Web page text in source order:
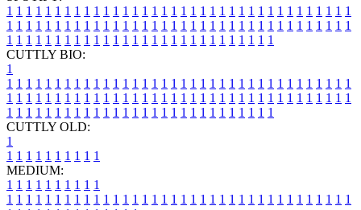
1 1 1 1 1 1 1 1 1 1 1 1 1 1 1 1 1 1 1 1 1 1 1 1 1 1 1 1 1 1 1 1 1 1 1 1
1 1 1 1 1 1 1 1 1 1 1 1 1 1 1 1 1 1 1 1 1 1 1 1 1 1 1 1 1 1 1 1 1 1 1 1
1 1 1 1 1 1 1 1 1 1 1 1 1 1 1 1 1 1 1 1 1 1 1 1 1 1 1 1
CUTTLY BIO:
1
1 1 1 1 1 1 1 1 1 1 1 1 1 1 1 1 1 1 1 1 1 1 1 1 1 1 1 1 1 1 1 1 1 1 1 1
1 1 1 1 1 1 1 1 1 1 1 1 1 1 1 1 1 1 1 1 1 1 1 1 1 1 1 1 1 1 1 1 1 1 1 1
1 1 1 1 1 1 1 1 1 1 1 1 1 1 1 1 1 1 1 1 1 1 1 1 1 1 1 1
CUTTLY OLD:
1
1 1 1 1 1 1 1 1 1 1
MEDIUM:
1 1 1 1 1 1 1 1 1 1
1 1 1 1 1 1 1 1 1 1 1 1 1 1 1 1 1 1 1 1 1 1 1 1 1 1 1 1 1 1 1 1 1 1 1 1